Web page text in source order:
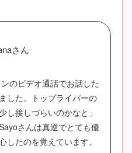
さん
のビデオ通話でお話した
した。トップライバーの
し接しづらいのかなと」
さんは真逆でとても優
したのを覚えています。